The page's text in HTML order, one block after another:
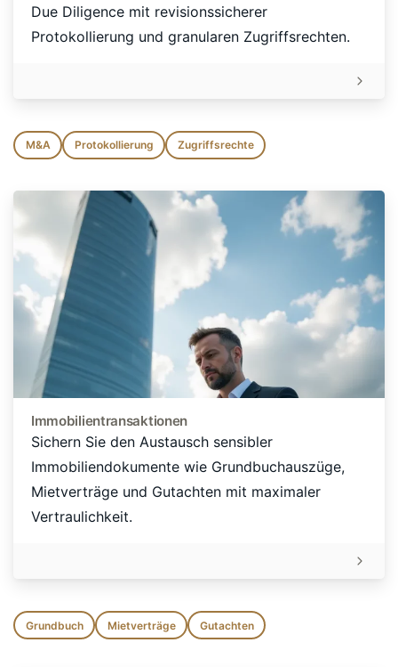
Due Diligence mit revisionssicherer
Protokollierung und granularen Zugriffsrechten.
M&A Protokollierung Zugriffsrechte
Immobilientransaktionen
Sichern Sie den Austausch sensibler
Immobiliendokumente wie Grundbuchauszüge,
Mietverträge und Gutachten mit maximaler
Vertraulichkeit.
Grundbuch Mietverträge Gutachten